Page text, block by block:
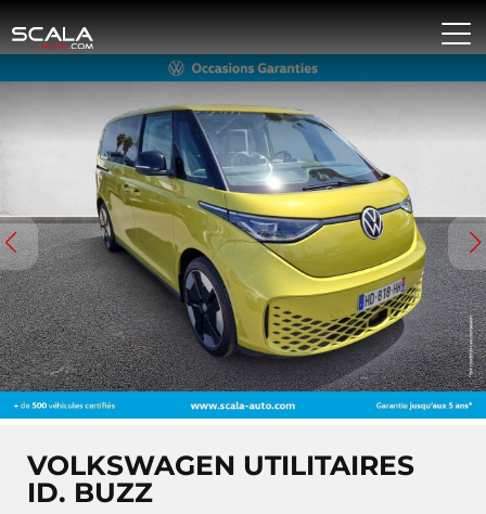
VOLKSWAGEN UTILITAIRES
ID. BUZZ